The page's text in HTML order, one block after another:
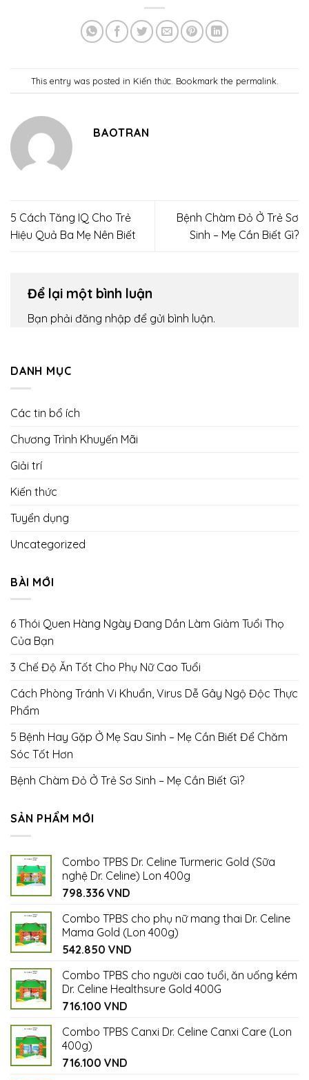
This entry was posted in Kiến thức. Bookmark the permalink
BAOTRAN
5 Cách Tăng IQ Cho Trẻ
Hiệu Quả Ba Mẹ Nên Biết
Bệnh Chàm Đỏ Ở Trẻ Sơ
Sinh – Mẹ Cần Biết Gì?
Để lại một bình luận
Bạn phải đăng nhập để gửi bình luận.
DANH MỤC
Các tin bổ ích
Chương Trình Khuyến Mãi
Giải trí
Kiến thức
Tuyển dụng
Uncategorized
BÀI MỚI
6 Thói Quen Hàng Ngày Đang Dần Làm Giảm Tuổi Thọ
Của Bạn
3 Chế Độ Ăn Tốt Cho Phụ Nữ Cao Tuổi
Cách Phòng Tránh Vi Khuẩn, Virus Dễ Gây Ngộ Độc Thực
Phẩm
5 Bệnh Hay Gặp Ở Mẹ Sau Sinh – Mẹ Cần Biết Để Chăm
Sóc Tốt Hơn
Bệnh Chàm Đỏ Ở Trẻ Sơ Sinh – Mẹ Cần Biết Gì?
SẢN PHẨM MỚI
Combo TPBS Dr. Celine Turmeric Gold (Sữa
nghệ Dr. Celine) Lon 400g
798.336 VND
Combo TPBS cho phụ nữ mang thai Dr. Celine
Mama Gold (Lon 400g)
542.850 VND
Combo TPBS cho người cao tuổi, ăn uống kém
Dr. Celine Healthsure Gold 400G
716.100 VND
Combo TPBS Canxi Dr. Celine Canxi Care (Lon
400g)
716.100 VND